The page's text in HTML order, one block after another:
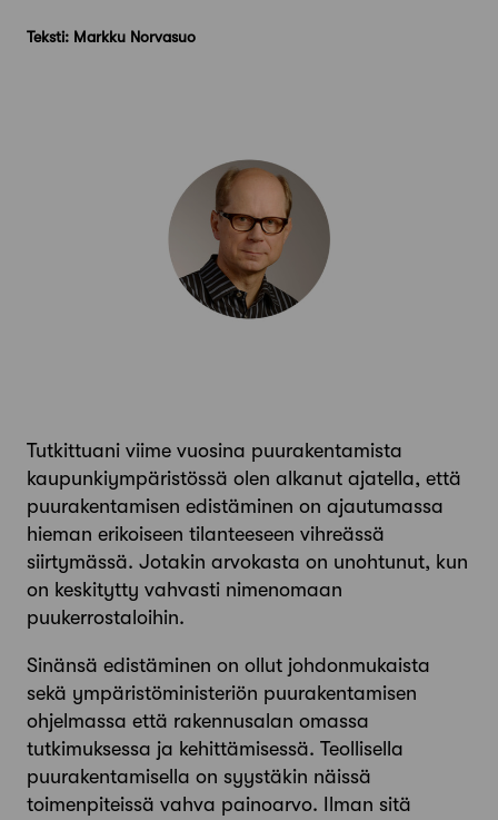
Teksti: Markku Norvasuo
Tutkittuani viime vuosina puurakentamista
kaupunkiympäristössä olen alkanut ajatella, että
puurakentamisen edistäminen on ajautumassa
hieman erikoiseen tilanteeseen vihreässä
siirtymässä. Jotakin arvokasta on unohtunut, kun
on keskitytty vahvasti nimenomaan
puukerrostaloihin.
Sinänsä edistäminen on ollut johdonmukaista
sekä ympäristöministeriön puurakentamisen
ohjelmassa että rakennusalan omassa
tutkimuksessa ja kehittämisessä. Teollisella
puurakentamisella on syystäkin näissä
toimenpiteissä vahva painoarvo. Ilman sitä